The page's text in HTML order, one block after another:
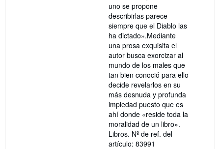
uno se propone
describirlas parece
siempre que el Diablo las
ha dictado».Mediante
una prosa exquisita el
autor busca exorcizar al
mundo de los males que
tan bien conoció para ello
decide revelarlos en su
más desnuda y profunda
impiedad puesto que es
ahí donde «reside toda la
moralidad de un libro».
Libros. Nº de ref. del
artículo: 83991